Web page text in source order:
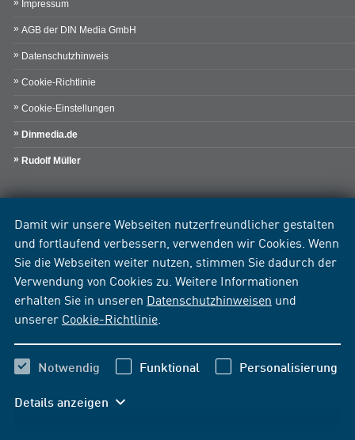
Damit wir unsere Webseiten nutzerfreundlicher gestalten
und fortlaufend verbessern, verwenden wir Cookies. Wenn
Sie die Webseiten weiter nutzen, stimmen Sie dadurch der
Verwendung von Cookies zu. Weitere Informationen
erhalten Sie in unseren Datenschutzhinweisen und
unserer Cookie-Richtlinie
Notwendig Funktional Personalisierung
Details anzeigen
Impressum
AGB der DIN Media GmbH
Datenschutzhinweis
Cookie-Richtlinie
Cookie-Einstellungen
Dinmedia.de
Rudolf Müller